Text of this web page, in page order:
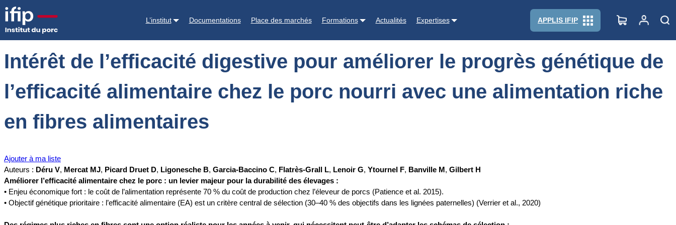
L’institut Documentations Place des marchés Formations Actualités Expertises APPLIS IFIP
Accueil Documentations Intérêt de l’efficacité digestive pour améliorer le progrès génétique de l’efficacité alimentaire chez le porc nourri avec une alimentation riche en fibres alimentaires
Intérêt de l’efficacité digestive pour améliorer le progrès génétique de
l’efficacité alimentaire chez le porc nourri avec une alimentation riche
en fibres alimentaires
Ajouter à ma liste
Auteurs : Déru V, Mercat MJ, Picard Druet D, Ligonesche B, Garcia-Baccino C, Flatrès-Grall L, Lenoir G, Ytournel F, Banville M, Gilbert H
Améliorer l’efficacité alimentaire chez le porc : un levier majeur pour la durabilité des élevages :
• Enjeu économique fort : le coût de l’alimentation représente 70 % du coût de production chez l’éleveur de porcs (Patience et al. 2015).
• Objectif génétique prioritaire : l’efficacité alimentaire (EA) est un critère central de sélection (30–40 % des objectifs dans les lignées paternelles) (Verrier et al., 2020)